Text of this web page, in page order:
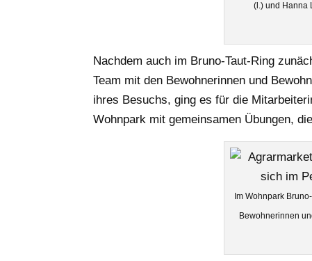
(l.) und Hanna
Nachdem auch im Bruno-Taut-Ring
Team mit den Bewohnerinnen und
ihres Besuchs, ging es für die
Wohnpark mit gemeinsamen Übungen,
Im Wohnpark
Bewohnerinnen